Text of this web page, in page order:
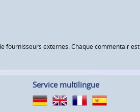
fournisseurs externes. Chaque commentair est
Service multilingue